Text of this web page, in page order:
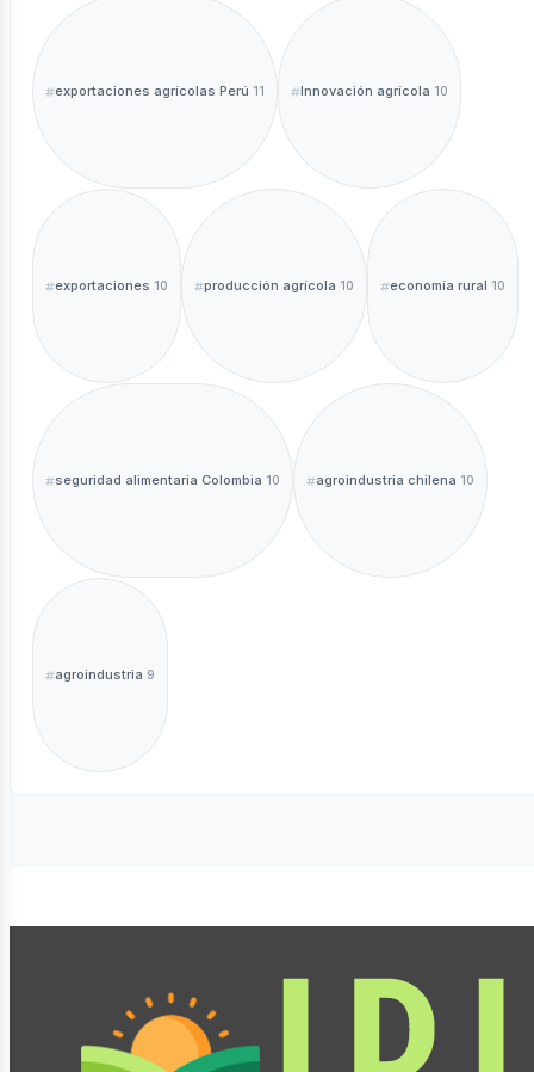
exportaciones agrícolas Perú 11 Innovación agrícola 10
exportaciones 10 producción agrícola 10 economía rural 10
seguridad alimentaria Colombia 10 agroindustria chilena 10
agroindustria 9